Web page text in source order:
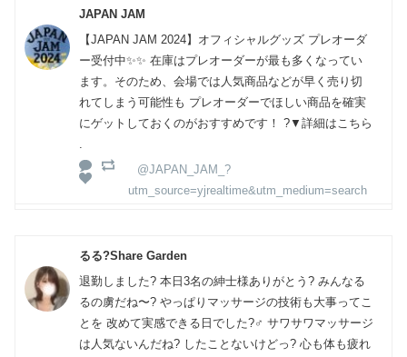
JAPAN JAM
【JAPAN JAM 2024】オフィシャルグッズ プレオーダ
ー受付中✨✨ 在庫はプレオーダーが最も多くなってい
ます。そのため、会場では人気商品などが早く売り切
れてしまう可能性も プレオーダーでほしい商品を確実
にゲットしておくのがおすすめです！ ?▼詳細はこちら
.
@JAPAN_JAM_?
utm_source=yjrealtime&utm_medium=search
るる?Share Garden
退勤しました? 本日3名の紳士様ありがとう? みんなる
るの虜だね〜? やっぱりマッサージの技術も大事ってこ
とを 改めて実感できる日でした?‍♂️ サワサワマッサージ
は人気ないんだね? したことないけどっ? 心も体も疲れ